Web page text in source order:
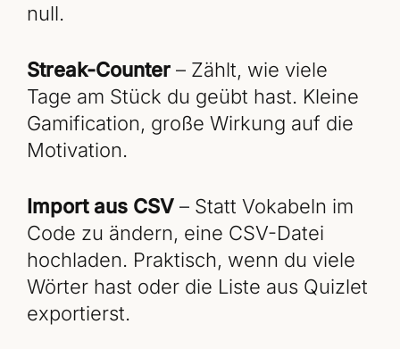
null.
Streak-Counter – Zählt, wie viele
Tage am Stück du geübt hast. Kleine
Gamification, große Wirkung auf die
Motivation.
Import aus CSV – Statt Vokabeln im
Code zu ändern, eine CSV-Datei
hochladen. Praktisch, wenn du viele
Wörter hast oder die Liste aus Quizlet
exportierst.